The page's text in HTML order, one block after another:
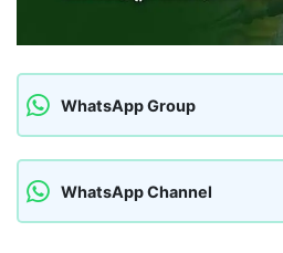
WhatsApp Group
WhatsApp Channel